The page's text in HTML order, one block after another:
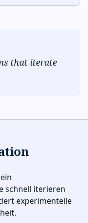
that iterate
schnell iterieren
experimentelle